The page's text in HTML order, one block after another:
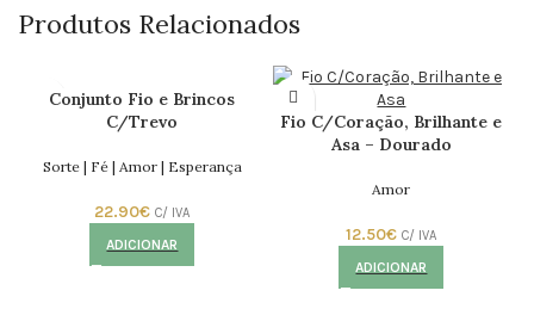
Produtos Relacionados
Conjunto Fio e Brincos
C/Trevo
Sorte | Fé | Amor | Esperança
22.90€ C/ IVA
ADICIONAR
Fio C/Coração, Brilhante e
Asa – Dourado
Amor
12.50€ C/ IVA
ADICIONAR